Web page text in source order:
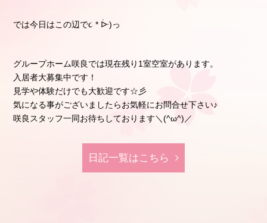
では今日はこの辺で૮ * ᐕ)っ
グループホーム咲良では現在残り1室空室があります。
入居者大募集中です！
見学や体験だけでも大歓迎です☆彡
気になる事がございましたらお気軽にお問合せ下さい♪
咲良スタッフ一同お待ちしております＼(^ω^)／
日記⼀覧はこちら